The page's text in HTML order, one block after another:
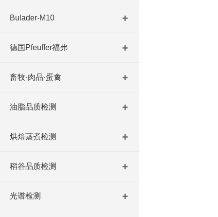
Bulader-M10
德国Pfeuffer福弗
畜牧·肉品·蛋禽
油脂品质检测
烘焙蒸煮检测
稻谷品质检测
光谱检测